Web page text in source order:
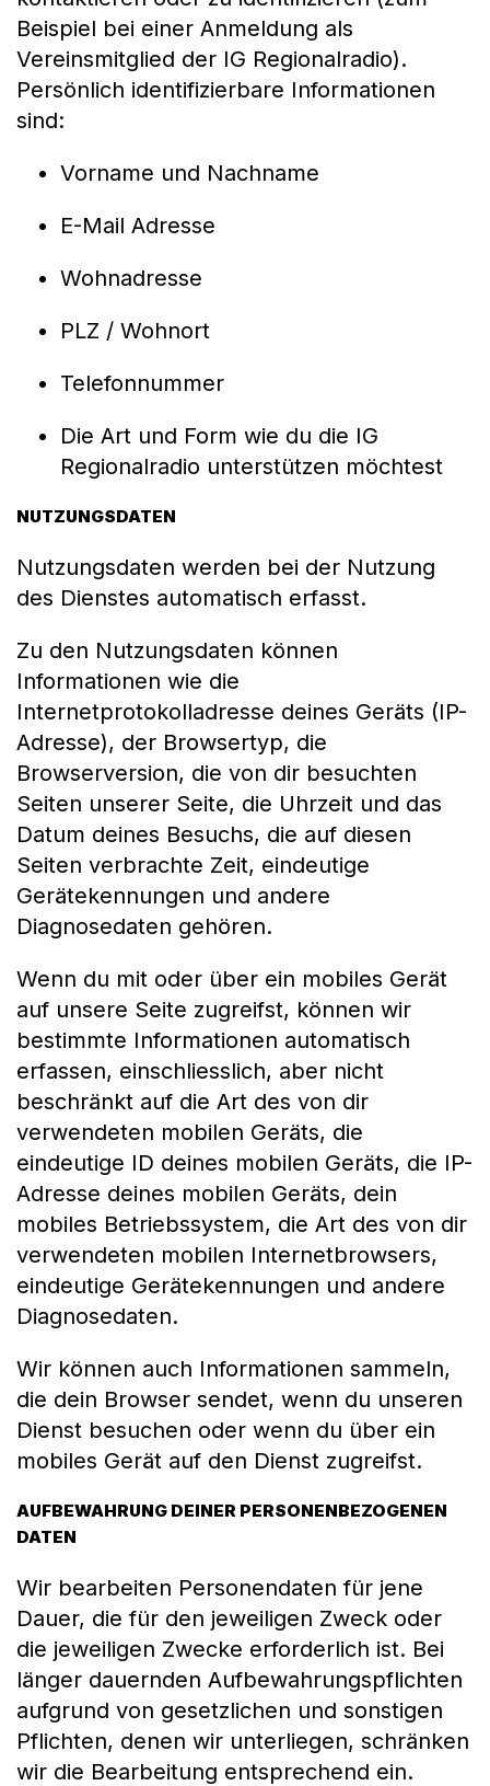
Beispiel bei einer Anmeldung als
Vereinsmitglied der IG Regionalradio).
Persönlich identifizierbare Informationen
sind:
Vorname und Nachname
E-Mail Adresse
Wohnadresse
PLZ / Wohnort
Telefonnummer
Die Art und Form wie du die IG
Regionalradio unterstützen möchtest
NUTZUNGSDATEN
Nutzungsdaten werden bei der Nutzung
des Dienstes automatisch erfasst.
Zu den Nutzungsdaten können
Informationen wie die
Internetprotokolladresse deines Geräts (IP-
Adresse), der Browsertyp, die
Browserversion, die von dir besuchten
Seiten unserer Seite, die Uhrzeit und das
Datum deines Besuchs, die auf diesen
Seiten verbrachte Zeit, eindeutige
Gerätekennungen und andere
Diagnosedaten gehören.
Wenn du mit oder über ein mobiles Gerät
auf unsere Seite zugreifst, können wir
bestimmte Informationen automatisch
erfassen, einschliesslich, aber nicht
beschränkt auf die Art des von dir
verwendeten mobilen Geräts, die
eindeutige ID deines mobilen Geräts, die IP-
Adresse deines mobilen Geräts, dein
mobiles Betriebssystem, die Art des von dir
verwendeten mobilen Internetbrowsers,
eindeutige Gerätekennungen und andere
Diagnosedaten.
Wir können auch Informationen sammeln,
die dein Browser sendet, wenn du unseren
Dienst besuchen oder wenn du über ein
mobiles Gerät auf den Dienst zugreifst.
AUFBEWAHRUNG DEINER PERSONENBEZOGENEN
DATEN
Wir bearbeiten Personendaten für jene
Dauer, die für den jeweiligen Zweck oder
die jeweiligen Zwecke erforderlich ist. Bei
länger dauernden Aufbewahrungspflichten
aufgrund von gesetzlichen und sonstigen
Pflichten, denen wir unterliegen, schränken
wir die Bearbeitung entsprechend ein.